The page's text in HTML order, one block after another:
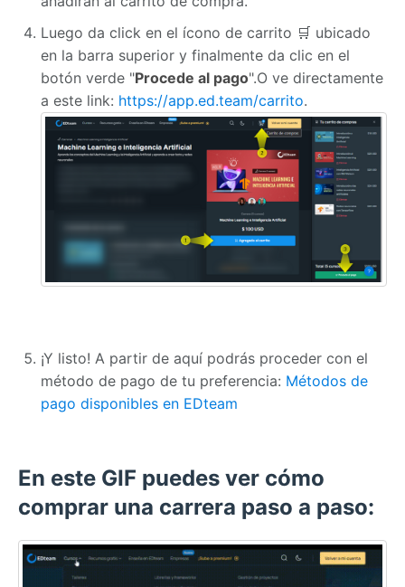
Luego da click en el ícono de carrito 🛒 ubicado
en la barra superior y finalmente da clic en el
botón verde "Procede al pago".O ve directamente
a este link: https://app.ed.team/carrito.
¡Y listo! A partir de aquí podrás proceder con el
método de pago de tu preferencia: Métodos de
pago disponibles en EDteam
En este GIF puedes ver cómo
comprar una carrera paso a paso: